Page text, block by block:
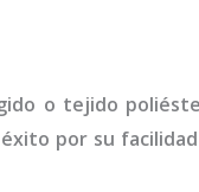
o tejido
por su